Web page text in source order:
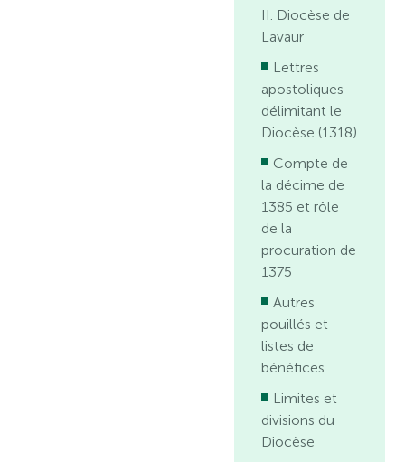
II. Diocèse de
Lavaur
Lettres
apostoliques
délimitant le
Diocèse (1318)
Compte de
la décime de
1385 et rôle
de la
procuration de
1375
Autres
pouillés et
listes de
bénéfices
Limites et
divisions du
Diocèse